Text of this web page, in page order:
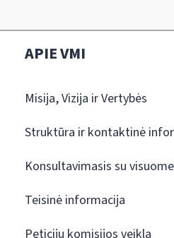
APIE VMI
Misija, Vizija ir Vertybės
Struktūra ir kontaktinė
Konsultavimasis su
Teisinė informacija
Peticijų komisijos veikla